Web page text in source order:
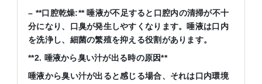
– **口腔乾燥:** 唾液が不足すると口腔内の清掃が不十
分になり、口臭が発生しやすくなります。唾液は口内
を洗浄し、細菌の繁殖を抑える役割があります。
**2. 唾液から臭い汁が出る時の原因**
唾液から臭い汁が出ると感じる場合、それは口内環境